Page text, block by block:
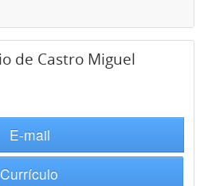
de Castro Miguel
E-mail
Currículo